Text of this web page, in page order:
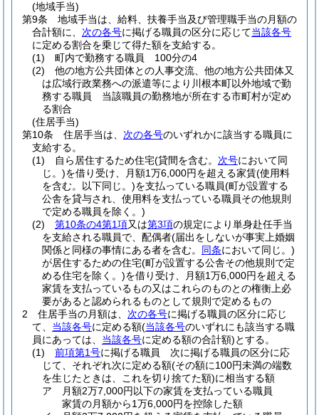
(地域手当)
第9条
地域手当は、給料、扶養手当及び管理職手当の月額の
合計額に、 次の各号に掲げる職員の区分に応じて当該各号
に定める割合を乗じて得た額を支給する。
(1)
町内で勤務する職員 100分の4
(2)
他の地方公共団体との人事交流、他の地方公共団体又
は広域行政業務への派遣等により川根本町以外地域で勤
務する職員 当該職員の勤務地が所在する市町村が定め
る割合
(住居手当)
第10条
住居手当は、 次の各号のいずれかに該当する職員に
支給する。
(1)
自ら居住するため住宅(貸間を含む。 次号において同
じ。)を借り受け、月額1万6,000円を超える家賃(使用料
を含む。以下同じ。)を支払っている職員(町が設置する
公舎を貸与され、使用料を支払っている職員その他規則
で定める職員を除く。)
(2)
第10条の4第1項又は第3項の規定により単身赴任手当
を支給される職員で、配偶者(届出をしないが事実上婚姻
関係と同様の事情にある者を含む。 同条において同じ。)
が居住するための住宅(町が設置する公舎その他規則で定
める住宅を除く。)を借り受け、月額1万6,000円を超える
家賃を支払っているもの又はこれらのものとの権衡上必
要があると認められるものとして規則で定めるもの
2
住居手当の月額は、 次の各号に掲げる職員の区分に応じ
て、 当該各号に定める額(当該各号のいずれにも該当する職
員にあっては、 当該各号に定める額の合計額)とする。
(1)
前項第1号に掲げる職員 次に掲げる職員の区分に応
じて、それぞれ次に定める額(その額に100円未満の端数
を生じたときは、これを切り捨てた額)に相当する額
ア
月額2万7,000円以下の家賃を支払っている職員
家賃の月額から1万6,000円を控除した額